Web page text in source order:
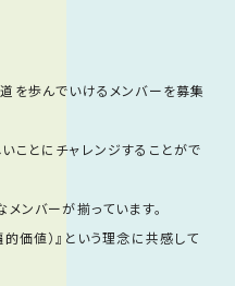
を歩んでいけるメンバーを募集
ことにチャレンジすることがで
ンバーが揃っています。
価値）』という理念に共感して